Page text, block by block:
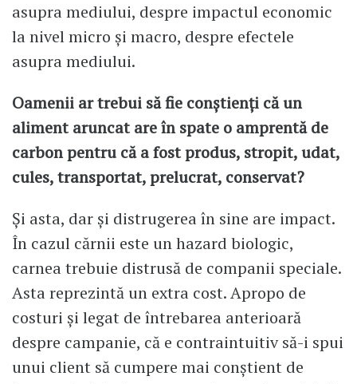
asupra mediului, despre impactul economic
la nivel micro și macro, despre efectele
asupra mediului.
Oamenii ar trebui să fie conștienți că un
aliment aruncat are în spate o amprentă de
carbon pentru că a fost produs, stropit, udat,
cules, transportat, prelucrat, conservat?
Și asta, dar și distrugerea în sine are impact.
În cazul cărnii este un hazard biologic,
carnea trebuie distrusă de companii speciale.
Asta reprezintă un extra cost. Apropo de
costuri și legat de întrebarea anterioară
despre campanie, că e contraintuitiv să-i spui
unui client să cumpere mai conștient de